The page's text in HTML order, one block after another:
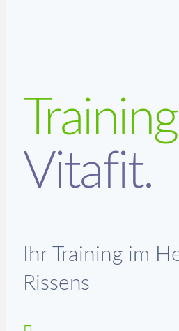
Training
Vitafit.
Ihr Training im
Rissens